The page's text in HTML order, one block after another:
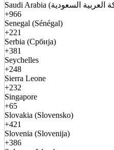
+966
Senegal (Sénégal)
+221
Serbia (Србија)
+381
Seychelles
+248
Sierra Leone
+232
Singapore
+65
Slovakia (Slovensko)
+421
Slovenia (Slovenija)
+386